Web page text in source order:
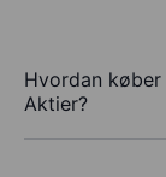
Hvordan køber
Aktier?